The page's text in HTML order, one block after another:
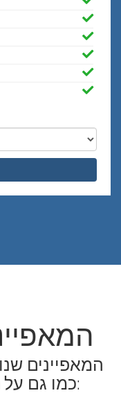
המאפיינים
כמו גם על המוניטין של העסק שלכם: